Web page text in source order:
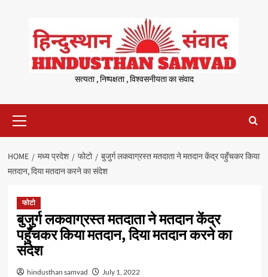
content
सत्यता , निष्पक्षता , विश्वसनीयता का संवाद
Menu
HOME मध्य प्रदेश फोटो
बुजुर्ग लकवाग्रस्त मतदाता ने मतदान केंद्र पहुँचकर किया
मतदान, दिया मतदान करने का संदेश
फोटो
बुजुर्ग लकवाग्रस्त मतदाता ने मतदान केंद्र
पहुँचकर किया मतदान, दिया मतदान करने का
संदेश
hindusthan samvad July 1, 2022